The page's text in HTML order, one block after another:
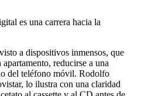
es una carrera hacia la
a dispositivos inmensos, que
reducirse a una
del teléfono móvil. Rodolfo
lo ilustra con una claridad